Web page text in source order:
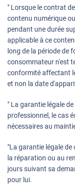
" Lorsque le contrat
contenu numérique
pendant une durée
applicable à ce
long de la période de
consommateur n'est
conformité affectant
et non la date
" La garantie légale
professionnel, le cas
nécessaires au
"La garantie légale
la réparation ou au
jours suivant sa
pour lui.